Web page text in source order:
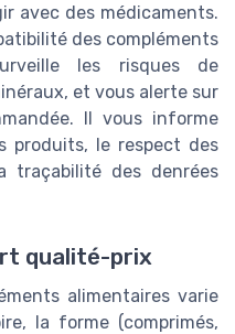
avec des médicaments.
des compléments
les risques de
et vous alerte sur
Il vous informe
produits, le respect des
traçabilité des denrées
qualité-prix
alimentaires varie
la forme (comprimés,